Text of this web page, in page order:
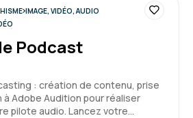
IMAGE, VIDÉO, AUDIO
Podcast
: création de contenu, prise
Adobe Audition pour réaliser
pilote audio. Lancez votre…